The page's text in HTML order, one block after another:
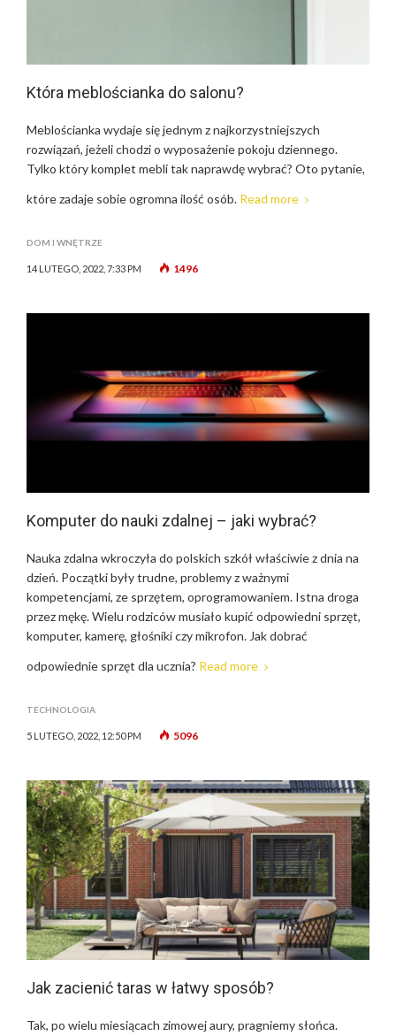
Która meblościanka do salonu?
Meblościanka wydaje się jednym z najkorzystniejszych
rozwiązań, jeżeli chodzi o wyposażenie pokoju dziennego.
Tylko który komplet mebli tak naprawdę wybrać? Oto pytanie,
które zadaje sobie ogromna ilość osób. Read more
DOM I WNĘTRZE
14 LUTEGO, 2022, 7:33 PM 1496
Komputer do nauki zdalnej – jaki wybrać?
Nauka zdalna wkroczyła do polskich szkół właściwie z dnia na
dzień. Początki były trudne, problemy z ważnymi
kompetencjami, ze sprzętem, oprogramowaniem. Istna droga
przez mękę. Wielu rodziców musiało kupić odpowiedni sprzęt,
komputer, kamerę, głośniki czy mikrofon. Jak dobrać
odpowiednie sprzęt dla ucznia? Read more
TECHNOLOGIA
5 LUTEGO, 2022, 12:50 PM 5096
Jak zacienić taras w łatwy sposób?
Tak, po wielu miesiącach zimowej aury, pragniemy słońca.